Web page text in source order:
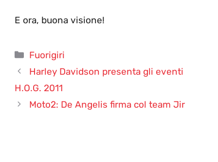
E ora, buona visione!
Categorie
Fuorigiri
Harley Davidson presenta gli eventi
H.O.G. 2011
Moto2: De Angelis firma col team Jir